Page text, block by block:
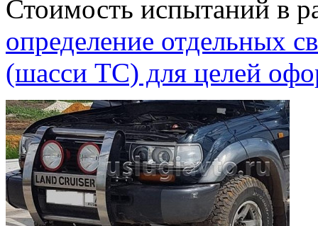
Стоимость испытаний в
определение отдельных
(шасси ТС) для целей